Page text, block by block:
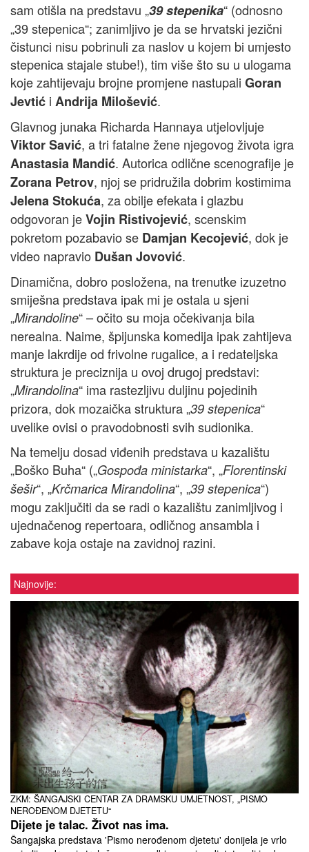
sam otišla na predstavu „39 stepenika“ (odnosno
„39 stepenica“; zanimljivo je da se hrvatski jezični
čistunci nisu pobrinuli za naslov u kojem bi umjesto
stepenica stajale stube!), tim više što su u ulogama
koje zahtijevaju brojne promjene nastupali Goran
Jevtić i Andrija Milošević.
Glavnog junaka Richarda Hannaya utjelovljuje
Viktor Savić, a tri fatalne žene njegovog života igra
Anastasia Mandić. Autorica odlične scenografije je
Zorana Petrov, njoj se pridružila dobrim kostimima
Jelena Stokuća, za obilje efekata i glazbu
odgovoran jeVojin Ristivojević, scenskim
pokretom pozabavio se Damjan Kecojević, dok je
video napravio Dušan Jovović.
Dinamična, dobro posložena, na trenutke izuzetno
smiješna predstava ipak mi je ostala u sjeni
„Mirandoline“ – očito su moja očekivanja bila
nerealna. Naime, špijunska komedija ipak zahtijeva
manje lakrdije od frivolne rugalice, a i redateljska
struktura je preciznija u ovoj drugoj predstavi:
„Mirandolina“ ima rastezljivu duljinu pojedinih
prizora, dok mozaička struktura „39 stepenica“
uvelike ovisi o pravodobnosti svih sudionika.
Na temelju dosad viđenih predstava u kazalištu
„Boško Buha“ („Gospođa ministarka“, „Florentinski
šešir“, „Krčmarica Mirandolina“, „39 stepenica“)
mogu zaključiti da se radi o kazalištu zanimljivog i
ujednačenog repertoara, odličnog ansambla i
zabave koja ostaje na zavidnoj razini.
Najnovije:
ZKM: ŠANGAJSKI CENTAR ZA DRAMSKU UMJETNOST, „PISMO
NEROĐENOM DJETETU“
Dijete je talac. Život nas ima.
Šangajska predstava 'Pismo nerođenom djetetu' donijela je vrlo